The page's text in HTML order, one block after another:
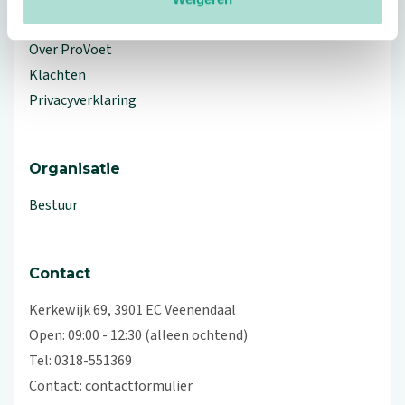
Workshops en lezingen
Over ProVoet
Klachten
Privacyverklaring
Organisatie
Bestuur
Contact
Kerkewijk 69, 3901 EC Veenendaal
Open: 09:00 - 12:30 (alleen ochtend)
Tel: 0318-551369
Contact:contactformulier